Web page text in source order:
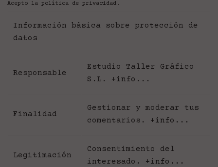
Acepto la política de privacidad .
Información básica sobre protección de
datos
Responsable
Estudio Taller Gráfico
S.L. +info...
Finalidad
Gestionar y moderar tus
comentarios. +info...
Legitimación
Consentimiento del
interesado. +info...